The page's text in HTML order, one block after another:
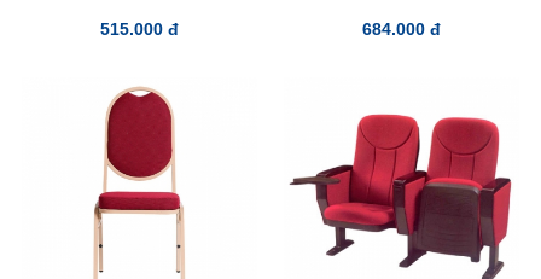
515.000 đ 684.000 đ